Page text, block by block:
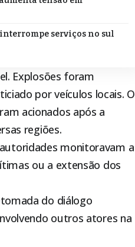
serviços no sul
Explosões foram
por veículos locais. O
acionados após a
regiões.
monitoravam a
ou a extensão dos
do diálogo
outros atores na